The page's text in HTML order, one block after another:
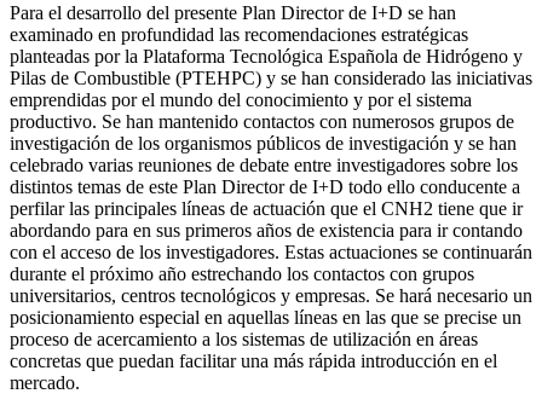
Para el desarrollo del presente Plan Director de I+D se han
examinado en profundidad las recomendaciones estratégicas
planteadas por la Plataforma Tecnológica Española de Hidrógeno y
Pilas de Combustible (PTEHPC) y se han considerado las iniciativas
emprendidas por el mundo del conocimiento y por el sistema
productivo. Se han mantenido contactos con numerosos grupos de
investigación de los organismos públicos de investigación y se han
celebrado varias reuniones de debate entre investigadores sobre los
distintos temas de este Plan Director de I+D todo ello conducente a
perfilar las principales líneas de actuación que el CNH2 tiene que ir
abordando para en sus primeros años de existencia para ir contando
con el acceso de los investigadores. Estas actuaciones se continuarán
durante el próximo año estrechando los contactos con grupos
universitarios, centros tecnológicos y empresas. Se hará necesario un
posicionamiento especial en aquellas líneas en las que se precise un
proceso de acercamiento a los sistemas de utilización en áreas
concretas que puedan facilitar una más rápida introducción en el
mercado.